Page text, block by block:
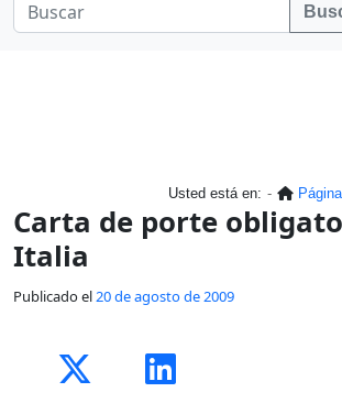
Usted está en:
Carta de porte
Italia
Publicado el20 de agosto de 2009